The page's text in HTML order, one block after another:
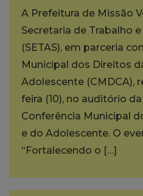
A Prefeitura de Missão
Secretaria de Trabalho
(SETAS), em parceria
Municipal dos Direitos
Adolescente (CMDCA),
feira (10), no auditório da
Conferência Municipal
e do Adolescente. O
“Fortalecendo o […]